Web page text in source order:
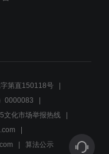
员失联，站长力挺松
揭秘真相背后隐藏的
第直150118号
0000083
文化市场举报热线
算法公示